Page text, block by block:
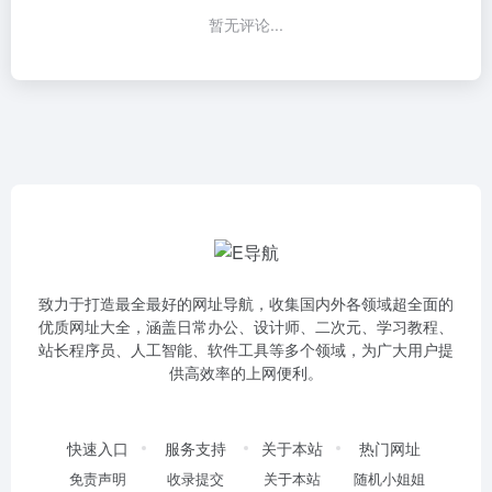
暂无评论...
致力于打造最全最好的网址导航，收集国内外各领域超全面的
优质网址大全，涵盖日常办公、设计师、二次元、学习教程、
站长程序员、人工智能、软件工具等多个领域，为广大用户提
供高效率的上网便利。
快速入口
免责声明
服务支持
收录提交
关于本站
关于本站
热门网址
随机小姐姐